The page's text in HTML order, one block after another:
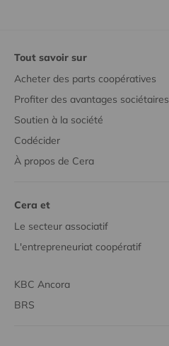
Tout savoir sur
Acheter des parts coopératives
Profiter des avantages sociétaires
Soutien à la société
Codécider
À propos de Cera
Cera et
Le secteur associatif
L'entrepreneuriat coopératif
KBC Ancora
BRS